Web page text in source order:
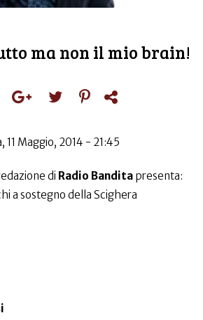
ma non il mio brain!
11 Maggio, 2014 - 21:45
di Radio Bandita presenta:
a sostegno della Scighera